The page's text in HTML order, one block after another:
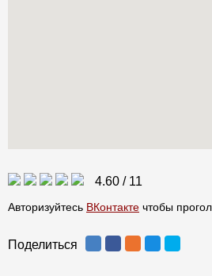
4.60 / 11
Авторизуйтесь ВКонтакте чтобы
Поделиться